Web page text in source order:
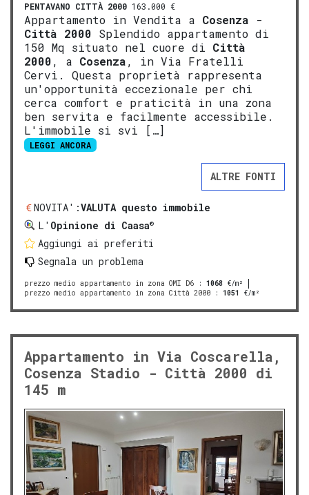
PENTAVANO CITTÀ 2000 163.000 €
Appartamento in Vendita a Cosenza -
Città 2000 Splendido appartamento di
150 Mq situato nel cuore di Città
2000, a Cosenza, in Via Fratelli
Cervi. Questa proprietà rappresenta
un'opportunità eccezionale per chi
cerca comfort e praticità in una zona
ben servita e facilmente accessibile.
L'immobile si svi […]
LEGGI ANCORA
ALTRE FONTI
NOVITA':VALUTA questo immobile
L' Opinione di Caasa®
Aggiungi ai preferiti
Segnala un problema
prezzo medio appartamento in zona OMI D6 : 1068 €/m²
prezzo medio appartamento in zona Città 2000 : 1051 €/m²
Appartamento in Via Coscarella,
Cosenza Stadio - Città 2000 di
145 m